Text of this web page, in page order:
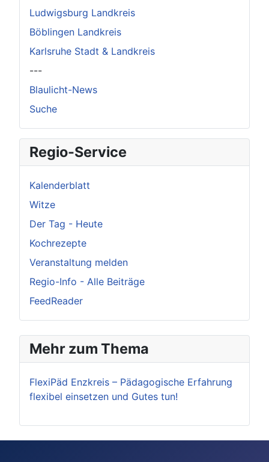
Ludwigsburg Landkreis
Böblingen Landkreis
Karlsruhe Stadt & Landkreis
---
Blaulicht-News
Suche
Regio-Service
Kalenderblatt
Witze
Der Tag - Heute
Kochrezepte
Veranstaltung melden
Regio-Info - Alle Beiträge
FeedReader
Mehr zum Thema
FlexiPäd Enzkreis – Pädagogische Erfahrung
flexibel einsetzen und Gutes tun!